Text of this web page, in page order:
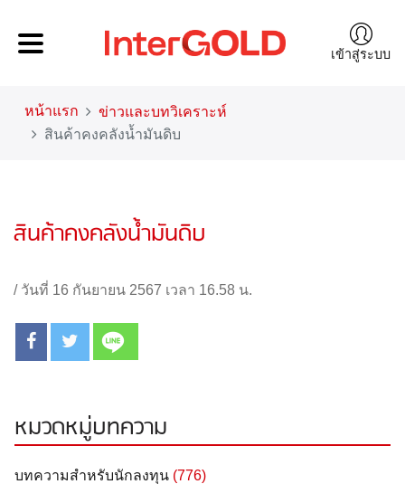
เข้าสู่ระบบ
หน้าแรก
ข่าวและบทวิเคราะห์
สินค้าคงคลังน้ำมันดิบ
สินค้าคงคลังน้ำมันดิบ
/ วันที่ 16 กันยายน 2567 เวลา 16.58 น.
หมวดหมู่บทความ
บทความสำหรับนักลงทุน (776)